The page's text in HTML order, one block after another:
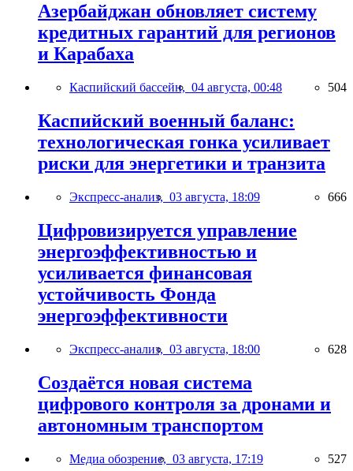
Азербайджан обновляет систему
кредитных гарантий для регионов
и Карабаха
Каспийский бассейн, 04 августа, 00:48 504
Каспийский военный баланс:
технологическая гонка усиливает
риски для энергетики и транзита
Экспресс-анализ, 03 августа, 18:09 666
Цифровизируется управление
энергоэффективностью и
усиливается финансовая
устойчивость Фонда
энергоэффективности
Экспресс-анализ, 03 августа, 18:00 628
Создаётся новая система
цифрового контроля за дронами и
автономным транспортом
Медиа обозрение, 03 августа, 17:19 527